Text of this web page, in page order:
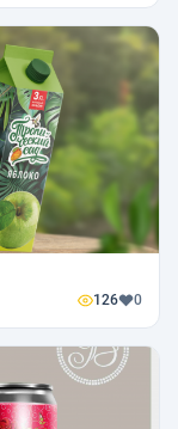
126 0